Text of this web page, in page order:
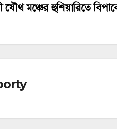
যৌথ মঞ্চের হুশিয়ারিতে